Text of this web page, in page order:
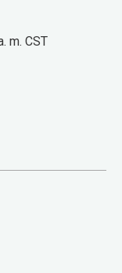
m. CST